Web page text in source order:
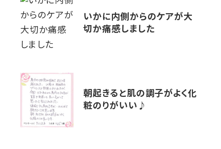
いかに内側からのケアが大
切か痛感しました
朝起きると肌の調子がよく化
粧のりがいい♪